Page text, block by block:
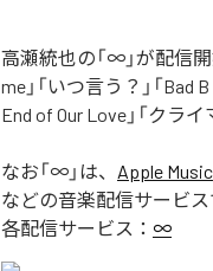
高瀬統也の「∞」が配信
me」「いつ言う？」「Bad
End of Our Love」「クラ
なお「∞ 」は、 Apple Music
などの音楽配信サービス
各配信サービス： ∞